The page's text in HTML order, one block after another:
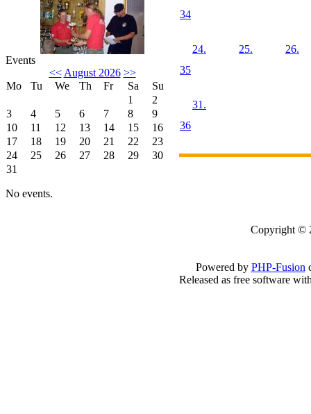
Events
<< August 2026 >>
Mo
Tu We Th Fr Sa
Su
1
2
3
4 5 6 7 8
9
10
11 12 13 14 15
16
17
18 19 20 21 22
23
24
25 26 27 28 29
30
31
No events.
34
35
24. 25. 26.
36
31.
Copyright ©
Powered by PHP-Fusion
Released as free software